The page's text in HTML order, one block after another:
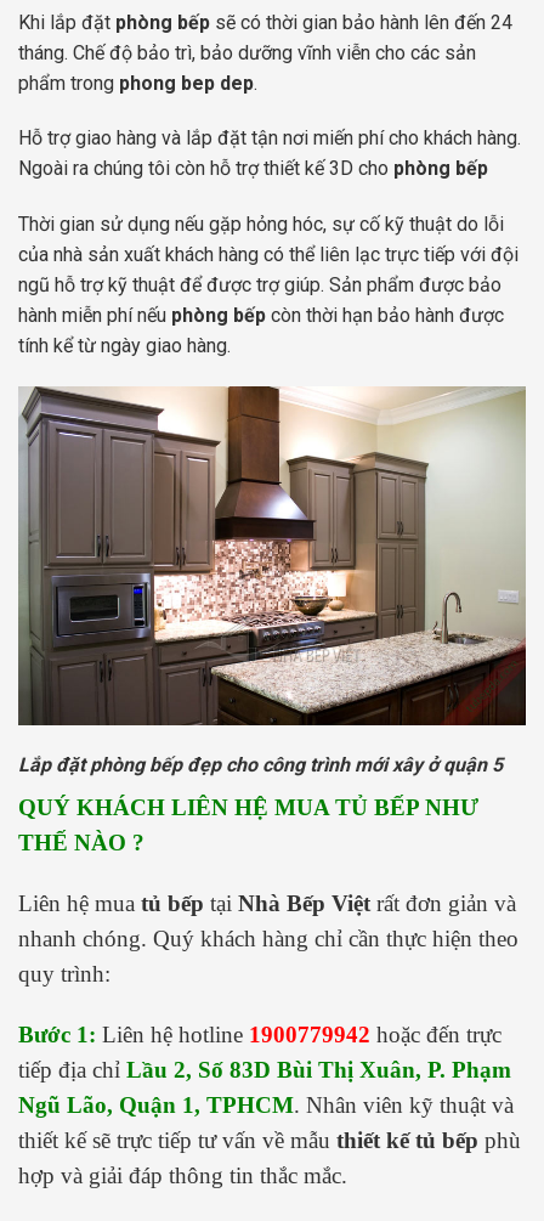
Khi lắp đặt phòng bếp sẽ có thời gian bảo hành lên đến 24
tháng. Chế độ bảo trì, bảo dưỡng vĩnh viễn cho các sản
phẩm trong phong bep dep.
Hỗ trợ giao hàng và lắp đặt tận nơi miến phí cho khách hàng.
Ngoài ra chúng tôi còn hỗ trợ thiết kế 3D cho phòng bếp
Thời gian sử dụng nếu gặp hỏng hóc, sự cố kỹ thuật do lỗi
của nhà sản xuất khách hàng có thể liên lạc trực tiếp với đội
ngũ hỗ trợ kỹ thuật để được trợ giúp. Sản phẩm được bảo
hành miễn phí nếu phòng bếp còn thời hạn bảo hành được
tính kể từ ngày giao hàng.
Lắp đặt phòng bếp đẹp cho công trình mới xây ở quận 5
QUÝ KHÁCH LIÊN HỆ MUA TỦ BẾP NHƯ
THẾ NÀO ?
Liên hệ mua tủ bếp tại Nhà Bếp Việt rất đơn giản và
nhanh chóng. Quý khách hàng chỉ cần thực hiện theo
quy trình:
Bước 1: Liên hệ hotline 1900779942 hoặc đến trực
tiếp địa chỉ Lầu 2, Số 83D Bùi Thị Xuân, P. Phạm
Ngũ Lão, Quận 1, TPHCM. Nhân viên kỹ thuật và
thiết kế sẽ trực tiếp tư vấn về mẫu thiết kế tủ bếp phù
hợp và giải đáp thông tin thắc mắc.